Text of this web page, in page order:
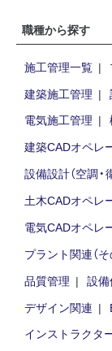
職種から探す
施工管理一覧
建築施工管理
電気施工管理
建築CADオペレ
設備設計（空調・
土木CADオペレ
電気CADオペレ
プラント関連（そ
品質管理
設
デザイン関連
インストラクター